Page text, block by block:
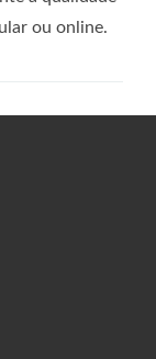
ou online.